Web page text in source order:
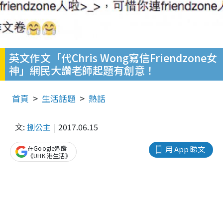
英文作文「代Chris Wong寫信Friendzone女
神」網民大讚老師起題有創意！
首頁 生活話題 熱話
文: 捌公主 2017.06.15
用 App 睇文
在Google追蹤
《UHK 港生活》